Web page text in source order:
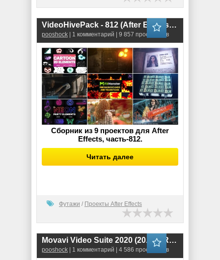
VideoHivePack - 812 (After Effects Projects Pack)
pooshock | 1 комментарий | 9 857 просмотров
Сборник из 9 проектов для After
Effects, часть-812.
Читать далее
Футажи / Проекты After Effects
Movavi Video Suite 2020 (20.4.0) RePack
pooshock | 1 комментарий | 4 586 просмотров